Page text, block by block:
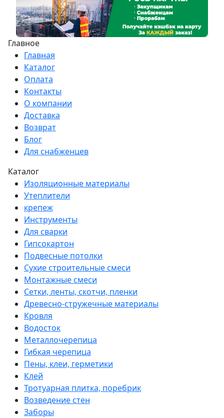
Главное
Главная
Каталог
Оплата
Контакты
О компании
Доставка
Возврат
Блог
Для снабженцев
Каталог
Изоляционные материалы
Утеплители
крепеж
Инструменты
Для сварки
Гипсокартон
Подвесные потолки
Сухие строительные смеси
Монтажные смеси
Сетки, ленты, скотчи, пленки
Древесно-стружечные материалы
Кровля
Водосток
Металлочерепица
Гибкая черепица
Пены, клеи, герметики
Клей
Тротуарная плитка, поребрик
Возведение стен
Заборы